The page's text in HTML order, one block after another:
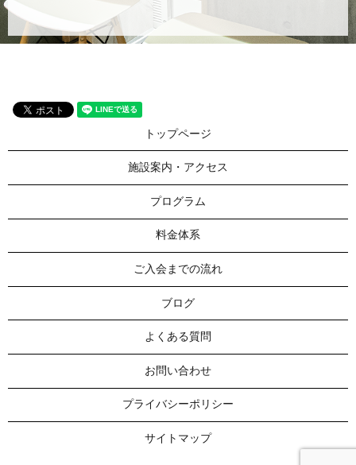
トップページ
施設案内・アクセス
プログラム
料金体系
ご入会までの流れ
ブログ
よくある質問
お問い合わせ
プライバシーポリシー
サイトマップ